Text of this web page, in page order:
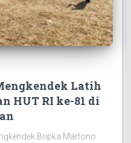
Latih
HUT RI ke-81 di
Bripka Martono